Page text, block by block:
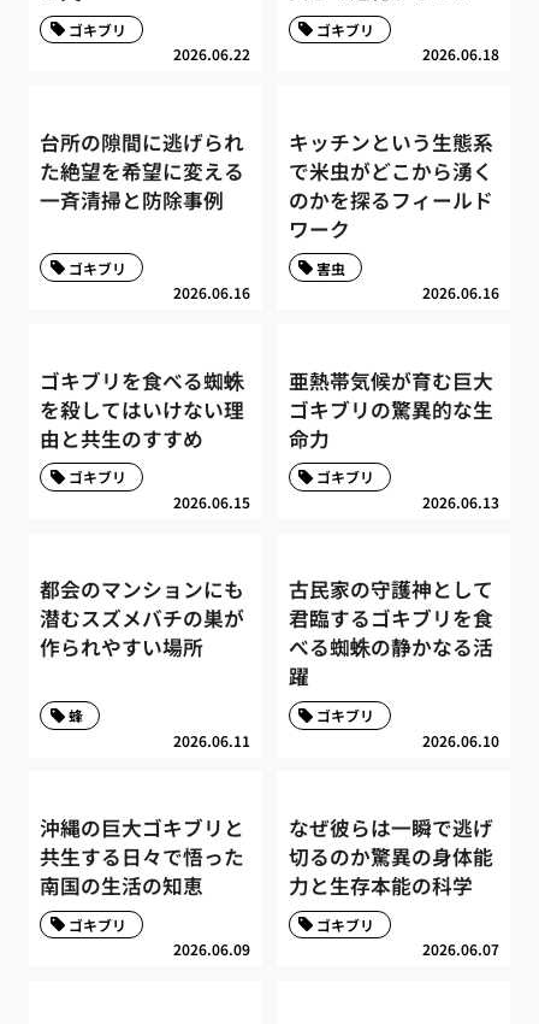
2026.06.22
ゴキブリ
2026.06.18
ゴキブリ
台所の隙間に逃げられ
た絶望を希望に変える
一斉清掃と防除事例
2026.06.16
ゴキブリ
キッチンという生態系
で米虫がどこから湧く
のかを探るフィールド
ワーク
2026.06.16
害虫
ゴキブリを食べる蜘蛛
を殺してはいけない理
由と共生のすすめ
2026.06.15
ゴキブリ
亜熱帯気候が育む巨大
ゴキブリの驚異的な生
命力
2026.06.13
ゴキブリ
都会のマンションにも
潜むスズメバチの巣が
作られやすい場所
2026.06.11
蜂
古民家の守護神として
君臨するゴキブリを食
べる蜘蛛の静かなる活
躍
2026.06.10
ゴキブリ
沖縄の巨大ゴキブリと
共生する日々で悟った
南国の生活の知恵
2026.06.09
ゴキブリ
なぜ彼らは一瞬で逃げ
切るのか驚異の身体能
力と生存本能の科学
2026.06.07
ゴキブリ